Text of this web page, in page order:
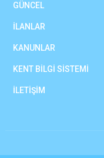
GÜNCEL
İLANLAR
KANUNLAR
KENT BİLGİ SİSTEMİ
İLETİŞİM